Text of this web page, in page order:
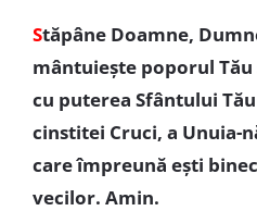
Stăpâne Doamne,
mântuiește poporul Tău
cu puterea Sfântului
cinstitei Cruci, a Unuia-
care împreună ești
vecilor. Amin.